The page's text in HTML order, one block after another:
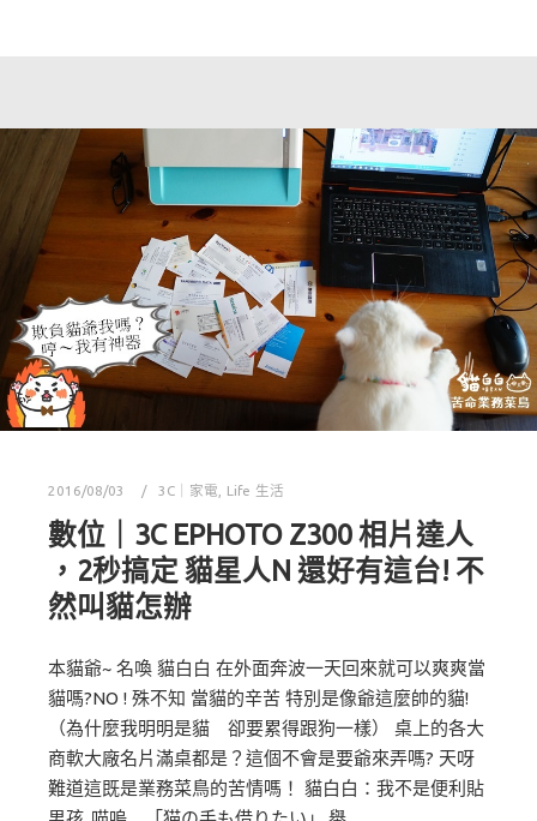
2016/08/03 3C｜家電 Life 生活
數位｜3C EPHOTO Z300 相片達人
，2秒搞定 貓星人N 還好有這台! 不
然叫貓怎辦
本貓爺~ 名喚 貓白白 在外面奔波一天回來就可以爽爽當
貓嗎?NO ! 殊不知 當貓的辛苦 特別是像爺這麼帥的貓!
（為什麼我明明是貓 卻要累得跟狗一樣） 桌上的各大
商軟大廠名片滿桌都是？這個不會是要爺來弄嗎? 天呀
難道這既是業務菜鳥的苦情嗎！ 貓白白：我不是便利貼